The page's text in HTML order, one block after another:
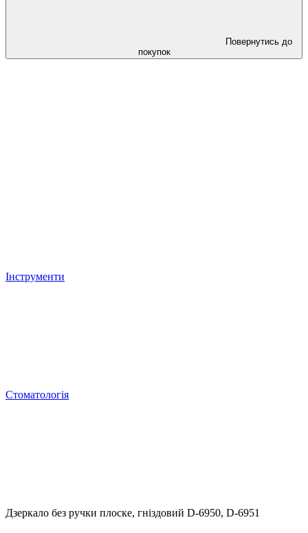
Повернутись до
покупок
Інструменти
Стоматологія
Дзеркало без ручки плоске, гніздовий D-6950, D-6951